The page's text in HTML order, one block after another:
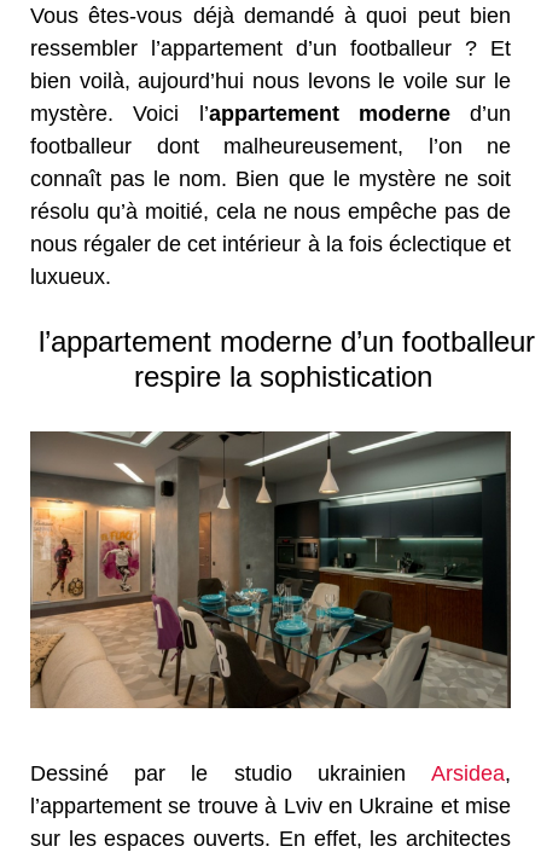
Vous êtes-vous déjà demandé à quoi peut bien
ressembler l’appartement d’un footballeur ? Et
bien voilà, aujourd’hui nous levons le voile sur le
mystère. Voici l’appartement moderned’un
footballeur dont malheureusement, l’on ne
connaît pas le nom. Bien que le mystère ne soit
résolu qu’à moitié, cela ne nous empêche pas de
nous régaler de cet intérieur à la fois éclectique et
luxueux.
l’appartement moderne d’un footballeur
respire la sophistication
Dessiné par le studio ukrainien Arsidea,
l’appartement se trouve à Lviv en Ukraine et mise
sur les espaces ouverts. En effet, les architectes